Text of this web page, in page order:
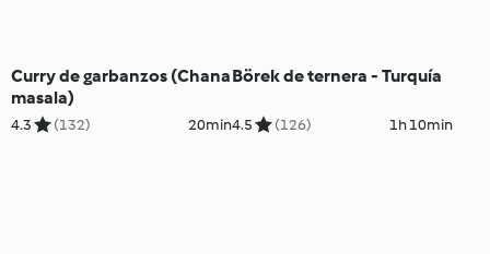
Curry de garbanzos (Chana
masala)
4.3 (132) 20min
Börek de ternera - Turquía
4.5 (126) 1h 10min